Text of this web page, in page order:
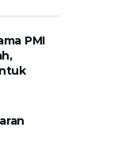
PMI